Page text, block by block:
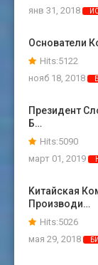
янв 31, 2018
Основатели
Hits:5122
нояб 18, 2018
Президент
Б…
Hits:5090
март 01, 2019
Kитайская
Производи…
Hits:5026
мая 29, 2018